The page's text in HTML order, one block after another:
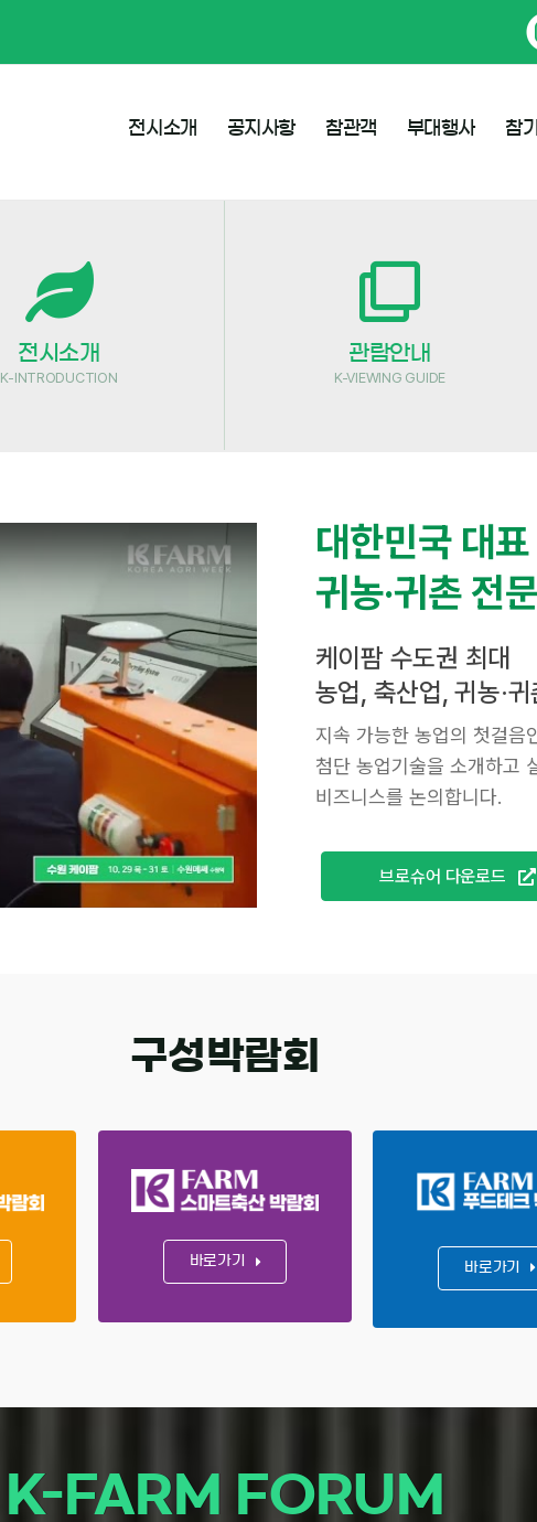
전시소개 공지사항 참관객 부대행사 참
전시소개
K-INTRODUCTION
관람안내
K-VIEWING GUIDE
대한민국 대
귀농·귀촌 전
케이팜 수도권 최대
농업, 축산업, 귀농·
지속 가능한 농업의 첫걸음
첨단 농업기술을 소개하고
비즈니스를 논의합니다.
브로슈어 다운로드
구성박람회
바로가기 바로가기
K-FARM FORUM